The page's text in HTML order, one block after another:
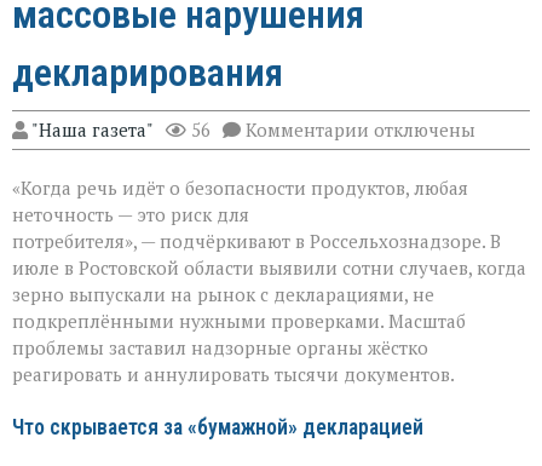
массовые нарушения
декларирования
"Наша газета" 56 Комментарии к
записи
под
Ростовской
области
вскрыли
массовые
нарушения
декларирования
отключены
«Когда речь идёт о безопасности продуктов, любая
неточность — это риск для
потребителя», — подчёркивают в Россельхознадзоре. В
июле в Ростовской области выявили сотни случаев, когда
зерно выпускали на рынок с декларациями, не
подкреплёнными нужными проверками. Масштаб
проблемы заставил надзорные органы жёстко
реагировать и аннулировать тысячи документов.
Что скрывается за «бумажной» декларацией